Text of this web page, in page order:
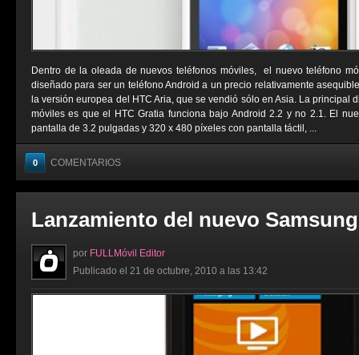
Dentro de la oleada de nuevos teléfonos móviles, el nuevo teléfono
diseñado para ser un teléfono Android a un precio relativamente
la versión europea del HTC Aria, que se vendió sólo en Asia. La principal
móviles es que el HTC Gratia funciona bajo Android 2.2 y no 2.1. El
pantalla de 3.2 pulgadas y 320 x 480 píxeles con pantalla táctil, ...
0 COMENTARIOS
Lanzamiento del nuevo
por FULLMóvil Editor
Publicado el 21 de octubre, 2010 a las 13:42